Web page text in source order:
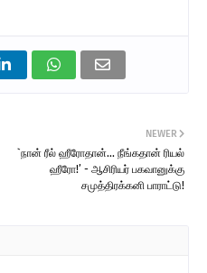
NEWER
`நான் ரீல் ஹீரோதான்... நீங்கதான் ரியல்
ஹீரோ!’ - ஆசிரியர் பகவானுக்கு
சமுத்திரக்கனி பாராட்டு!